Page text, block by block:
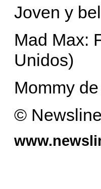
Joven y
Mad Max:
Unidos)
Mommy
©